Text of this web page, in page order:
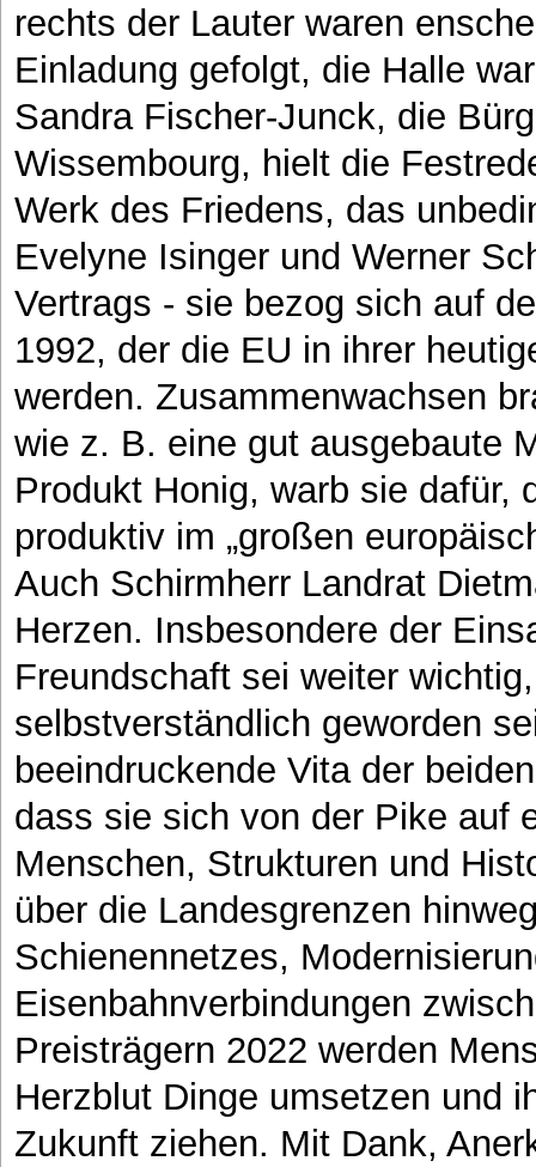
rechts der Lauter waren
Einladung gefolgt, die Halle
Sandra Fischer-Junck, die
Wissembourg, hielt die
Werk des Friedens, das
Evelyne Isinger und Werner
Vertrags - sie bezog sich auf
1992, der die EU in ihrer
werden. Zusammenwachsen
wie z. B. eine gut ausgebaute
Produkt Honig, warb sie dafür,
produktiv im „großen
Auch Schirmherr Landrat
Herzen. Insbesondere der
Freundschaft sei weiter
selbstverständlich geworden
beeindruckende Vita der
dass sie sich von der Pike auf
Menschen, Strukturen und
über die Landesgrenzen
Schienennetzes,
Eisenbahnverbindungen
Preisträgern 2022 werden
Herzblut Dinge umsetzen und
Zukunft ziehen. Mit Dank,